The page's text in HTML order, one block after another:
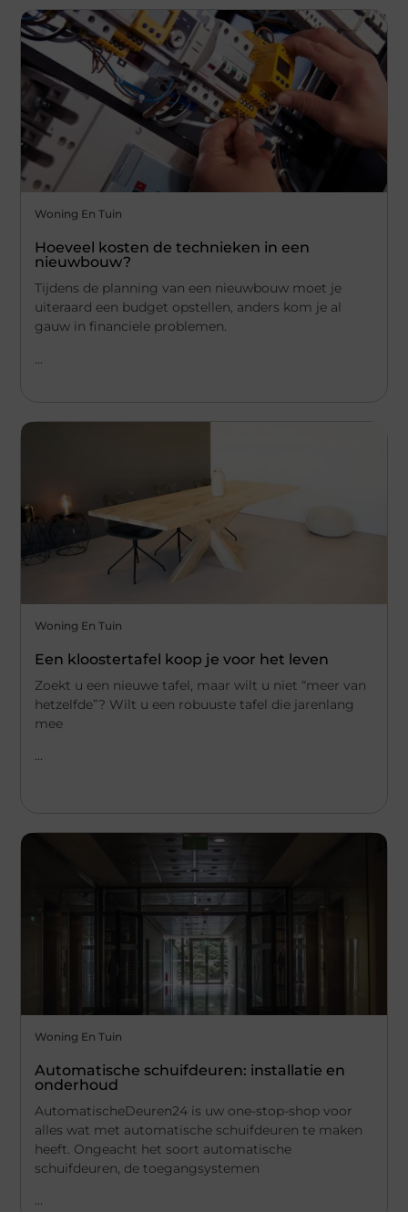
Woning En Tuin
Hoeveel kosten de technieken in een
nieuwbouw?
Tijdens de planning van een nieuwbouw moet je
uiteraard een budget opstellen, anders kom je al
gauw in financiele problemen.
Woning En Tuin
Een kloostertafel koop je voor het leven
Zoekt u een nieuwe tafel, maar wilt u niet “meer van
hetzelfde”? Wilt u een robuuste tafel die jarenlang
mee
...
Woning En Tuin
Automatische schuifdeuren: installatie en
onderhoud
AutomatischeDeuren24 is uw one-stop-shop voor
alles wat met automatische schuifdeuren te maken
heeft. Ongeacht het soort automatische
schuifdeuren, de toegangsystemen
...